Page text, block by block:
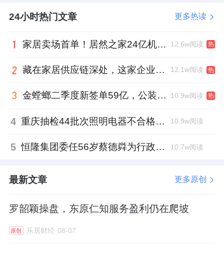
24小时热门文章 更多热读
家居卖场首单！居然之家24亿机构间REITs获深交所无异议函 12.6w阅读 热
藏在家居供应链深处，这家企业正在悄悄转型 12.1w阅读 热
金螳螂二季度新签单59亿，公装业务贡献逾八成 10.9w阅读 热
4 重庆抽检44批次照明电器不合格，木林森全资子公司被点名 10.9w阅读
5 恒隆集团委任56岁蔡德粦为行政总裁、年薪2052万港元，曾任星巴克中国CEO 10.7w阅读
最新文章 更多原创
罗韶颖操盘，东原仁知服务盈利仍在爬坡
原创 乐居财经 08-07